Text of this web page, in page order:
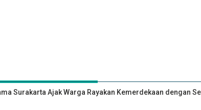
Surakarta Ajak Warga Rayakan Kemerdekaan dengan